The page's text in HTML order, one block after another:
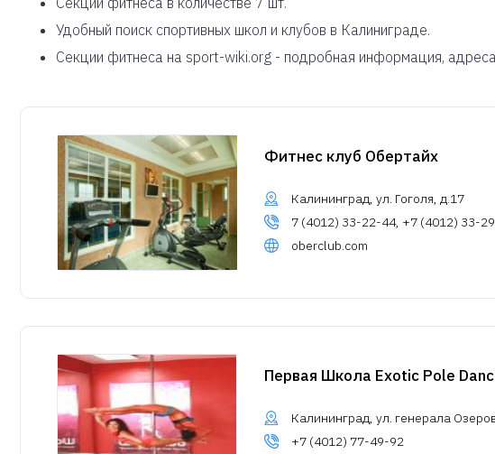
Удобный поиск спортивных школ и клубов в Калиниграде.
Секции фитнеса на sport-wiki.org - подробная информация,
Фитнес клуб Обертайх
Калининград, ул. Гоголя, д.17
7 (4012) 33-22-44, +7 (4012) 33-
oberclub.com
Первая Школа Exotic Pole
Калининград, ул. генерала
+7 (4012) 77-49-92